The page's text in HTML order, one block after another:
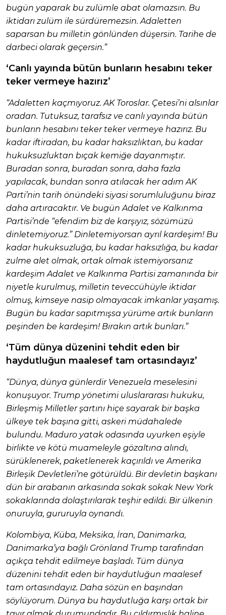
bugün yaparak bu zulümle abat olamazsın. Bu
iktidarı zulüm ile sürdüremezsin. Adaletten
saparsan bu milletin gönlünden düşersin. Tarihe de
darbeci olarak geçersin.”
‘Canlı yayında bütün bunların hesabını teker
teker vermeye hazırız’
“Adaletten kaçmıyoruz. AK Toroslar. Çetesi’ni alsınlar
oradan. Tutuksuz, tarafsız ve canlı yayında bütün
bunların hesabını teker teker vermeye hazırız. Bu
kadar iftiradan, bu kadar haksızlıktan, bu kadar
hukuksuzluktan bıçak kemiğe dayanmıştır.
Buradan sonra, buradan sonra, daha fazla
yapılacak, bundan sonra atılacak her adım AK
Parti’nin tarih önündeki siyasi sorumluluğunu biraz
daha artıracaktır. Ve bugün Adalet ve Kalkınma
Partisi’nde “efendim biz de karşıyız, sözümüzü
dinletemiyoruz.” Dinletemiyorsan ayrıl kardeşim! Bu
kadar hukuksuzluğa, bu kadar haksızlığa, bu kadar
zulme alet olmak, ortak olmak istemiyorsanız
kardeşim Adalet ve Kalkınma Partisi zamanında bir
niyetle kurulmuş, milletin teveccühüyle iktidar
olmuş, kimseye nasip olmayacak imkanlar yaşamış.
Bugün bu kadar sapıtmışsa yürüme artık bunların
peşinden be kardeşim! Bırakın artık bunları.”
‘Tüm dünya düzenini tehdit eden bir
haydutluğun maalesef tam ortasındayız’
“Dünya, dünya günlerdir Venezuela meselesini
konuşuyor. Trump yönetimi uluslararası hukuku,
Birleşmiş Milletler şartını hiçe sayarak bir başka
ülkeye tek başına gitti, askeri müdahalede
bulundu. Maduro yatak odasında uyurken eşiyle
birlikte ve kötü muameleyle gözaltına alındı,
sürüklenerek, paketlenerek kaçırıldı ve Amerika
Birleşik Devletleri’ne götürüldü. Bir devletin başkanı
dün bir arabanın arkasında sokak sokak New York
sokaklarında dolaştırılarak teşhir edildi. Bir ülkenin
onuruyla, gururuyla oynandı.
Kolombiya, Küba, Meksika, İran, Danimarka,
Danimarka’ya bağlı Grönland Trump tarafından
açıkça tehdit edilmeye başladı. Tüm dünya
düzenini tehdit eden bir haydutluğun maalesef
tam ortasındayız. Daha sözün en başından
söylüyorum. Dünya bu haydutluğa karşı ortak bir